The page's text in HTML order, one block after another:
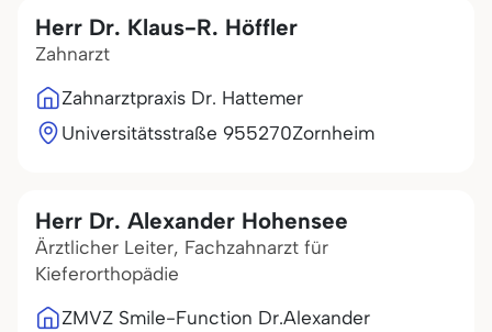
Herr Dr. Klaus-R. Höffler
Zahnarzt
Zahnarztpraxis Dr. Hattemer
Universitätsstraße 955270Zornheim
Herr Dr. Alexander Hohensee
Ärztlicher Leiter, Fachzahnarzt für
Kieferorthopädie
ZMVZ Smile-Function Dr.Alexander